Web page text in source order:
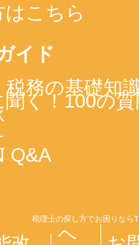
こちら
イド
税務の基礎知
く！100の
Q&A
税理士の探し方でお困りなら
ヘ